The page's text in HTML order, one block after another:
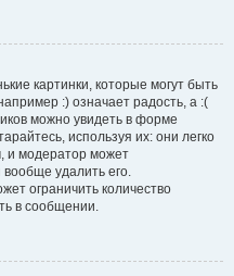
картинки, которые могут быть
:) означает радость, а :(
можно увидеть в форме
используя их: они легко
и модератор может
удалить его.
ограничить количество
в сообщении.